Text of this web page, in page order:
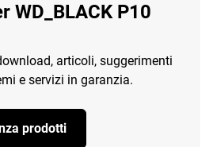
WD_BLACK P10
articoli, suggerimenti
e servizi in garanzia.
prodotti